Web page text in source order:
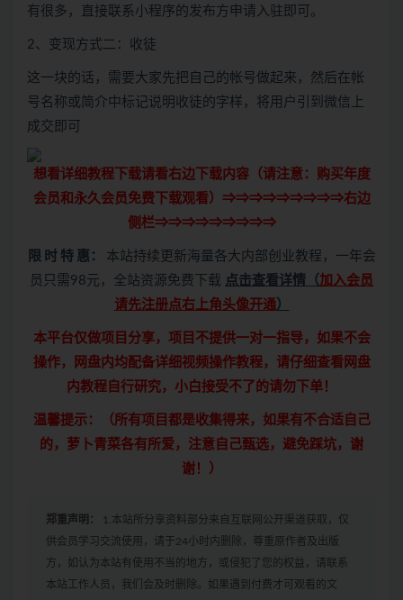
有很多，直接联系小程序的发布方申请入驻即可。
2、变现方式二：收徒
这一块的话，需要大家先把自己的帐号做起来，然后在帐
号名称或简介中标记说明收徒的字样，将用户引到微信上
成交即可
想看详细教程下载请看右边下载内容（请注意： 购买年度
会员和永久会员免费下载观看）⇒⇒⇒⇒⇒⇒⇒⇒⇒右边
侧栏⇒⇒⇒⇒⇒⇒⇒⇒⇒
限 时 特 惠： 本站持续更新海量各大内部创业教程，一年会
员只需98元，全站资源免费下载 点击查看详情 （加入会员
请先注册点右上角头像开通）
本平台仅做项目分享，项目不提供一对一指导，如果不会
操作，网盘内均配备详细视频操作教程，请仔细查看网盘
内教程自行研究，小白接受不了的请勿下单！
温馨提示：（所有项目都是收集得来，如果有不合适自己
的，萝卜青菜各有所爱，注意自己甄选，避免踩坑，谢
谢！）
郑重声明：
1.本站所分享资料部分来自互联网公开渠道获取，仅
供会员学习交流使用，请于24小时内删除，尊重原作者及出版
方，如认为本站有使用不当的地方，或侵犯了您的权益，请联系
本站工作人员，我们会及时删除。如果遇到付费才可观看的文